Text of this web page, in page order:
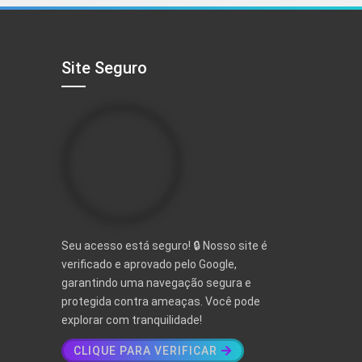
Site Seguro
Seu acesso está seguro! 🔒 Nosso site é
verificado e aprovado pelo Google,
garantindo uma navegação segura e
protegida contra ameaças. Você pode
explorar com tranquilidade!
CLIQUE PARA VERIFICAR